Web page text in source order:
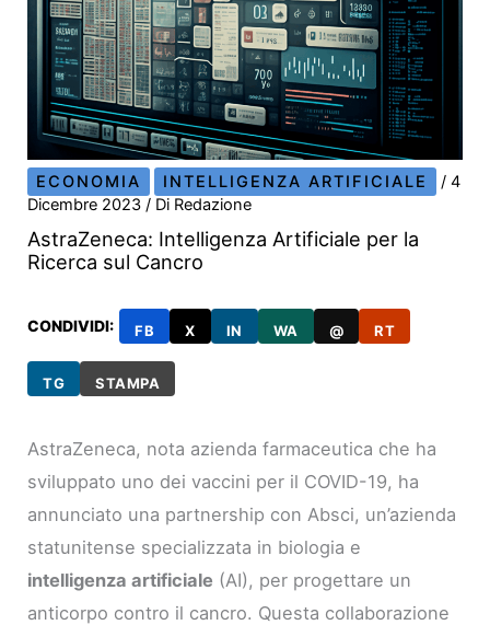
ECONOMIA INTELLIGENZA ARTIFICIALE /4
Dicembre 2023/ Di Redazione
AstraZeneca: Intelligenza Artificiale per la
Ricerca sul Cancro
CONDIVIDI: FB X IN WA @ RT
TG STAMPA
AstraZeneca, nota azienda farmaceutica che ha
sviluppato uno dei vaccini per il COVID-19, ha
annunciato una partnership con Absci, un’azienda
statunitense specializzata in biologia e
intelligenza artificiale (AI), per progettare un
anticorpo contro il cancro. Questa collaborazione